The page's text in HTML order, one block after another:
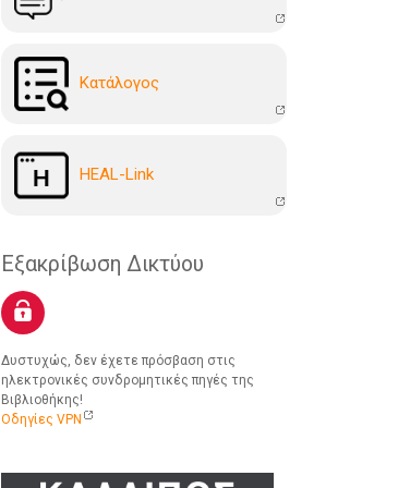
Kατάλογoς
HEAL-Link
Εξακρίβωση Δικτύου
Δυστυχώς, δεν έχετε πρόσβαση στις
ηλεκτρονικές συνδρομητικές πηγές της
Βιβλιοθήκης!
Οδηγίες VPN